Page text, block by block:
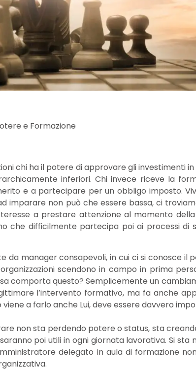
e Formazione
chi ha il potere di approvare gli investimenti
inferiori. Chi invece riceve la
e a partecipare per un obbligo imposto.
imparare non può che essere bassa, ci
a prestare attenzione al momento
che difficilmente partecipa poi ai processi di
da manager consapevoli, in cui ci si conosce il
scendono in campo in prima
comporta questo? Semplicemente un
l’intervento formativo, ma fa anche
a farlo anche Lui, deve essere davvero
non sta perdendo potere o status, sta
poi utili in ogni giornata lavorativa. Si sta
delegato in aula di formazione